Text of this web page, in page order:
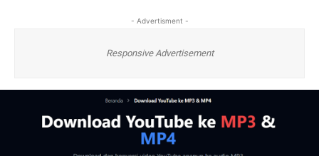
- Advertisment -
Responsive Advertisement